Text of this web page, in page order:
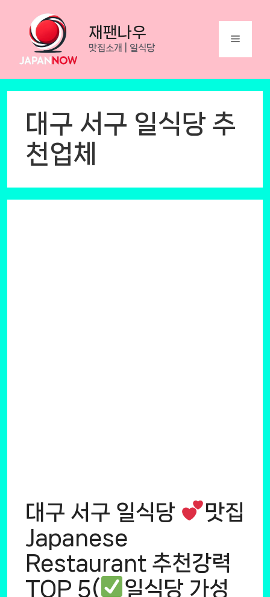
content
재팬나우
맛집소개 | 일식당
Menu
대구 서구 일식당 추
천업체
대구 서구 일식당
맛집
Japanese
Restaurant 추천강력
TOP 5(
일식당 가성